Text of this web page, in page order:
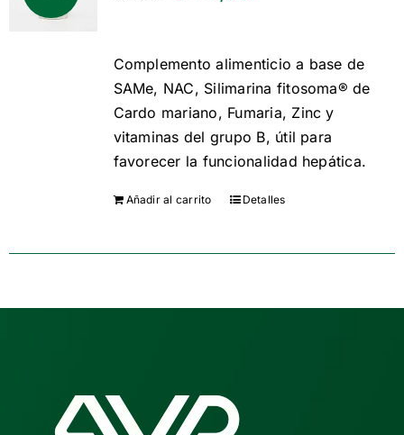
original
era:
€ 53,50.
actual
es:
€ 44,50.
Complemento alimenticio a base de
SAMe, NAC, Silimarina fitosoma® de
Cardo mariano, Fumaria, Zinc y
vitaminas del grupo B, útil para
favorecer la funcionalidad hepática.
Añadir al carrito Detalles